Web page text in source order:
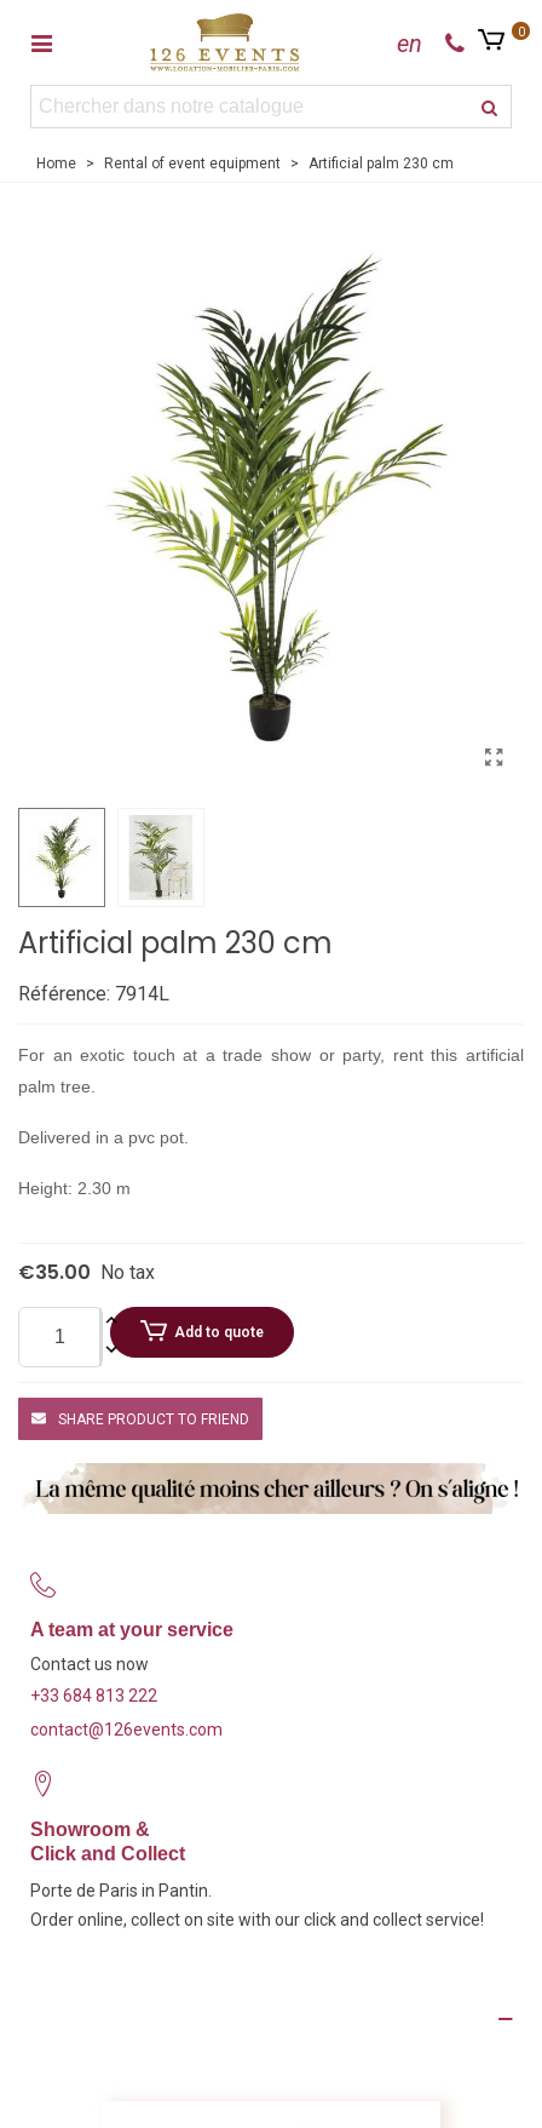
en 0
Home > Rental of event equipment > Artificial palm 230 cm
Artificial palm 230 cm
Référence: 7914L
For an exotic touch at a trade show or party, rent this artificial
palm tree.
Delivered in a pvc pot.
Height: 2.30 m
€35.00 No tax
Add to quote
SHARE PRODUCT TO FRIEND
A team at your service
Contact us now
+33 684 813 222
contact@126events.com
Showroom &
Click and Collect
Porte de Paris in Pantin.
Order online, collect on site with our click and collect service!